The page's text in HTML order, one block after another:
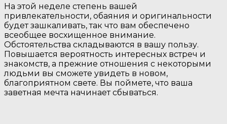
На этой неделе степень вашей
привлекательности, обаяния и оригинальности
будет зашкаливать, так что вам обеспечено
всеобщее восхищенное внимание.
Обстоятельства складываются в вашу пользу.
Повышается вероятность интересных встреч и
знакомств, а прежние отношения с некоторыми
людьми вы сможете увидеть в новом,
благоприятном свете. Вы поймете, что ваша
заветная мечта начинает сбываться.